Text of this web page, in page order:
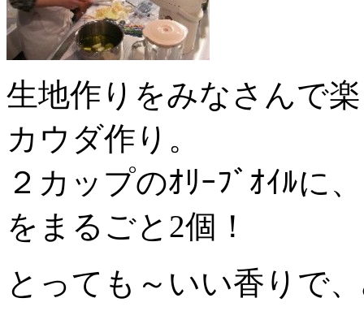
生地作りをみなさんで
カウダ作り。
２カップのｵﾘｰﾌﾞｵｲﾙに
をまるごと2個！
とっても～いい香りで